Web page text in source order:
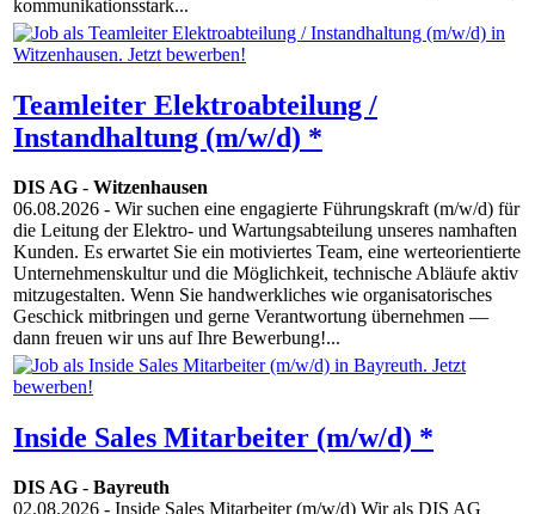
kommunikationsstark...
Teamleiter Elektroabteilung /
Instandhaltung (m/w/d) *
DIS AG - Witzenhausen
06.08.2026 - Wir suchen eine engagierte Führungskraft (m/w/d) für
die Leitung der Elektro- und Wartungsabteilung unseres namhaften
Kunden. Es erwartet Sie ein motiviertes Team, eine werteorientierte
Unternehmenskultur und die Möglichkeit, technische Abläufe aktiv
mitzugestalten. Wenn Sie handwerkliches wie organisatorisches
Geschick mitbringen und gerne Verantwortung übernehmen —
dann freuen wir uns auf Ihre Bewerbung!...
Inside Sales Mitarbeiter (m/w/d) *
DIS AG - Bayreuth
02.08.2026 - Inside Sales Mitarbeiter (m/w/d) Wir als DIS AG